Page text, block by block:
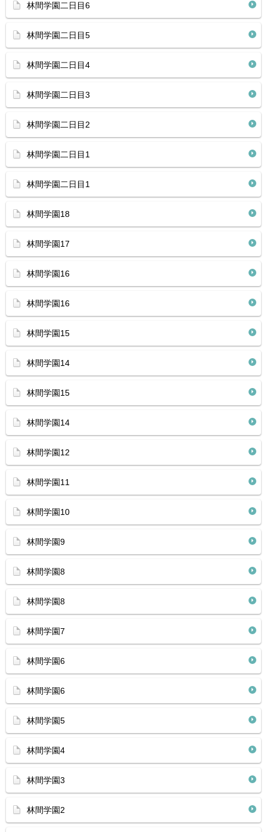
林間学園二日目6
林間学園二日目5
林間学園二日目4
林間学園二日目3
林間学園二日目2
林間学園二日目1
林間学園二日目1
林間学園18
林間学園17
林間学園16
林間学園16
林間学園15
林間学園14
林間学園15
林間学園14
林間学園12
林間学園11
林間学園10
林間学園9
林間学園8
林間学園8
林間学園7
林間学園6
林間学園6
林間学園5
林間学園4
林間学園3
林間学園2